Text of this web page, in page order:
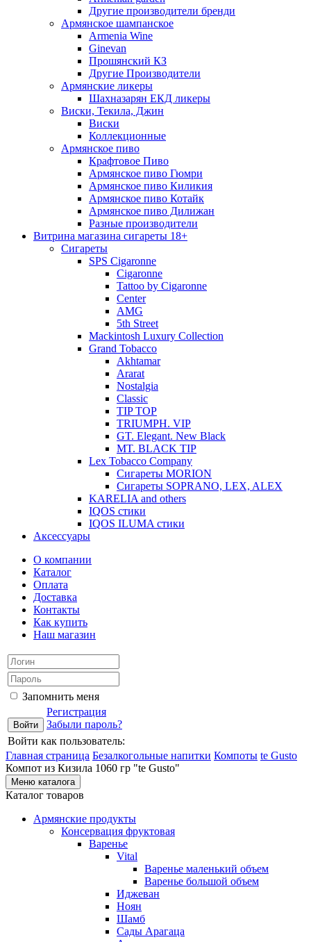
Другие производители бренди
Армянское шампанское
Armenia Wine
Ginevan
Прошянский КЗ
Другие Производители
Армянские ликеры
Шахназарян ЕКД ликеры
Виски, Текила, Джин
Виски
Коллекционные
Армянское пиво
Крафтовое Пиво
Армянское пиво Гюмри
Армянское пиво Киликия
Армянское пиво Котайк
Армянское пиво Дилижан
Разные производители
Витрина магазина сигареты 18+
Cигареты
SPS Cigaronne
Сigaronne
Tattoo by Cigaronne
Center
AMG
5th Street
Mackintosh Luxury Collection
Grand Tobacco
Akhtamar
Ararat
Nostalgia
Classic
TIP TOP
TRIUMPH. VIP
GT. Elegant. New Black
MT. BLACK TIP
Lex Tobacco Company
Сигареты MORION
Сигареты SOPRANO, LEX, ALEX
KARELIA and others
IQOS стики
IQOS ILUMA стики
Аксессуары
О компании
Каталог
Оплата
Доставка
Контакты
Как купить
Наш магазин
Запомнить меня
Регистрация
Забыли пароль?
Войти как пользователь:
Главная страница Безалкогольные напитки Компоты te Gusto
Компот из Кизила 1060 гр "te Gusto"
Меню каталога
Каталог товаров
Армянские продукты
Консервация фруктовая
Варенье
Vital
Варенье маленький объем
Варенье большой объем
Иджеван
Ноян
Шамб
Сады Арагаца